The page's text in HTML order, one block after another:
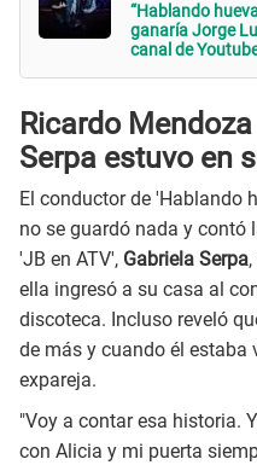
“Hablando
ganaría Jorge
canal de
Ricardo
Serpa estuvo en
El conductor de 'Hablando
no se guardó nada y contó
'JB en ATV', Gabriela Serpa
ella ingresó a su casa al
discoteca. Incluso reveló
de más y cuando él estaba
expareja.
"Voy a contar esa historia.
con Alicia y mi puerta